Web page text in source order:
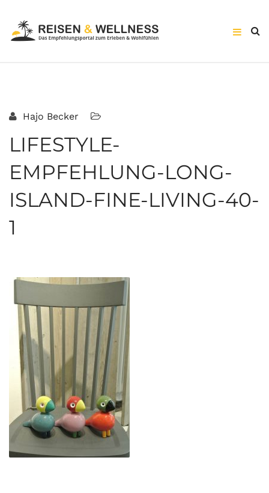
Hajo Becker
LIFESTYLE-
EMPFEHLUNG-LONG-
ISLAND-FINE-LIVING-40-
1